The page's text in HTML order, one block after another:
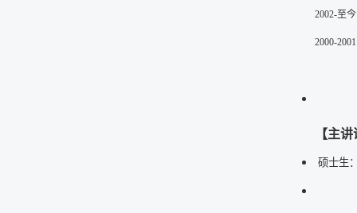
2002-至
2000-
【主
硕士生